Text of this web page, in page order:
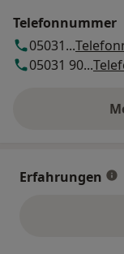
Telefonnummer
05031...
05031 90...
Erfahrungen